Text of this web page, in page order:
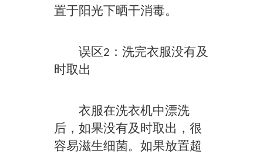
置于阳光下晒干消毒。
误区2：洗完衣服没有及
时取出
衣服在洗衣机中漂洗
后，如果没有及时取出，很
容易滋生细菌。如果放置超